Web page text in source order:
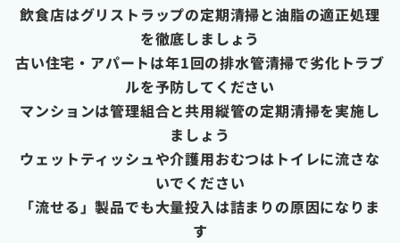
飲食店はグリストラップの定期清掃と油脂の適正処理
を徹底しましょう
古い住宅・アパートは年1回の排水管清掃で劣化トラブ
ルを予防してください
マンションは管理組合と共用縦管の定期清掃を実施し
ましょう
ウェットティッシュや介護用おむつはトイレに流さな
いでください
「流せる」製品でも大量投入は詰まりの原因になりま
す